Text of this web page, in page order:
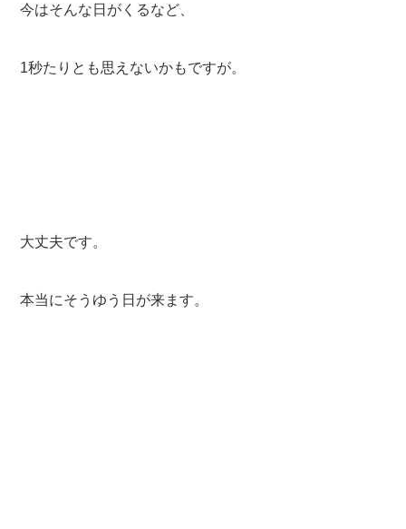
今はそんな日がくるなど、
1秒たりとも思えないかもですが。
大丈夫です。
本当にそうゆう日が来ます。